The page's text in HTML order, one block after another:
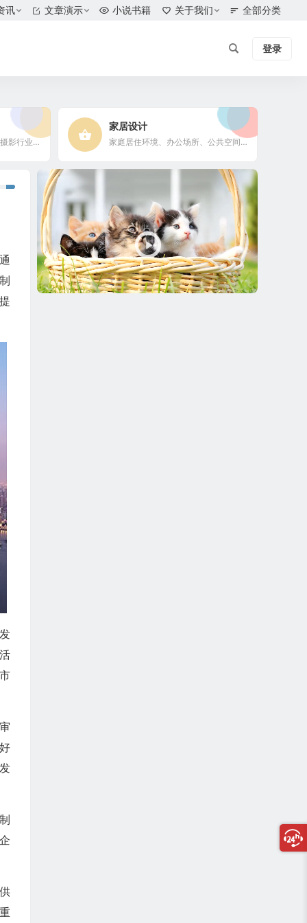
讯 文章演示 小说书籍 关于我们 全部分类
登录
摄影爱好者、摄影工作者及摄影行业信息
家居设计
家庭居住环境、办公场所、公共空间陈设风格以设计搭配
频
播
放
器